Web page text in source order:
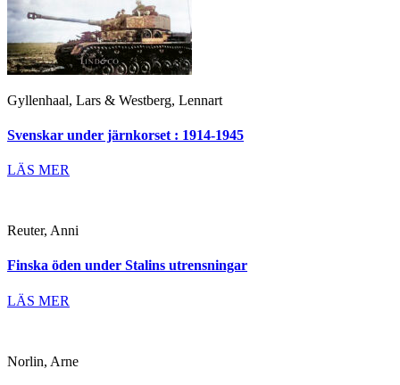
Gyllenhaal, Lars & Westberg, Lennart
Svenskar under järnkorset : 1914-1945
LÄS MER
Reuter, Anni
Finska öden under Stalins utrensningar
LÄS MER
Norlin, Arne